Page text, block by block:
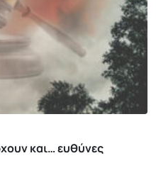
και… ευθύνες